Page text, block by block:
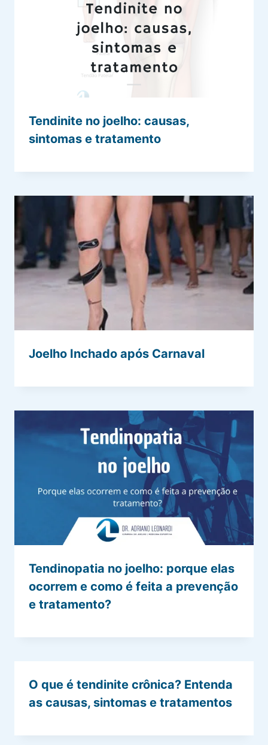
Tendinite no joelho: causas,
sintomas e tratamento
Joelho Inchado após Carnaval
Tendinopatia no joelho: porque elas
ocorrem e como é feita a prevenção
e tratamento?
O que é tendinite crônica? Entenda
as causas, sintomas e tratamentos